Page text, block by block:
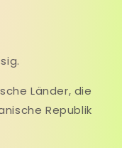
Länder, die
Republik